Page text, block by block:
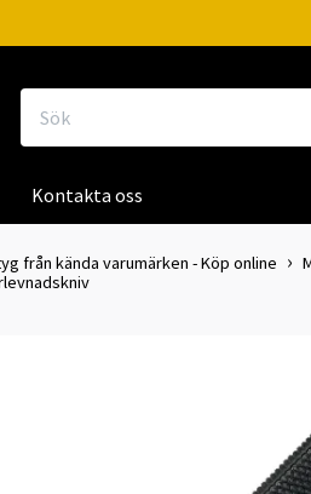
Kontakta oss
från kända varumärken - Köp online